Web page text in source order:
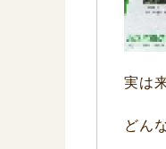
実は
どん